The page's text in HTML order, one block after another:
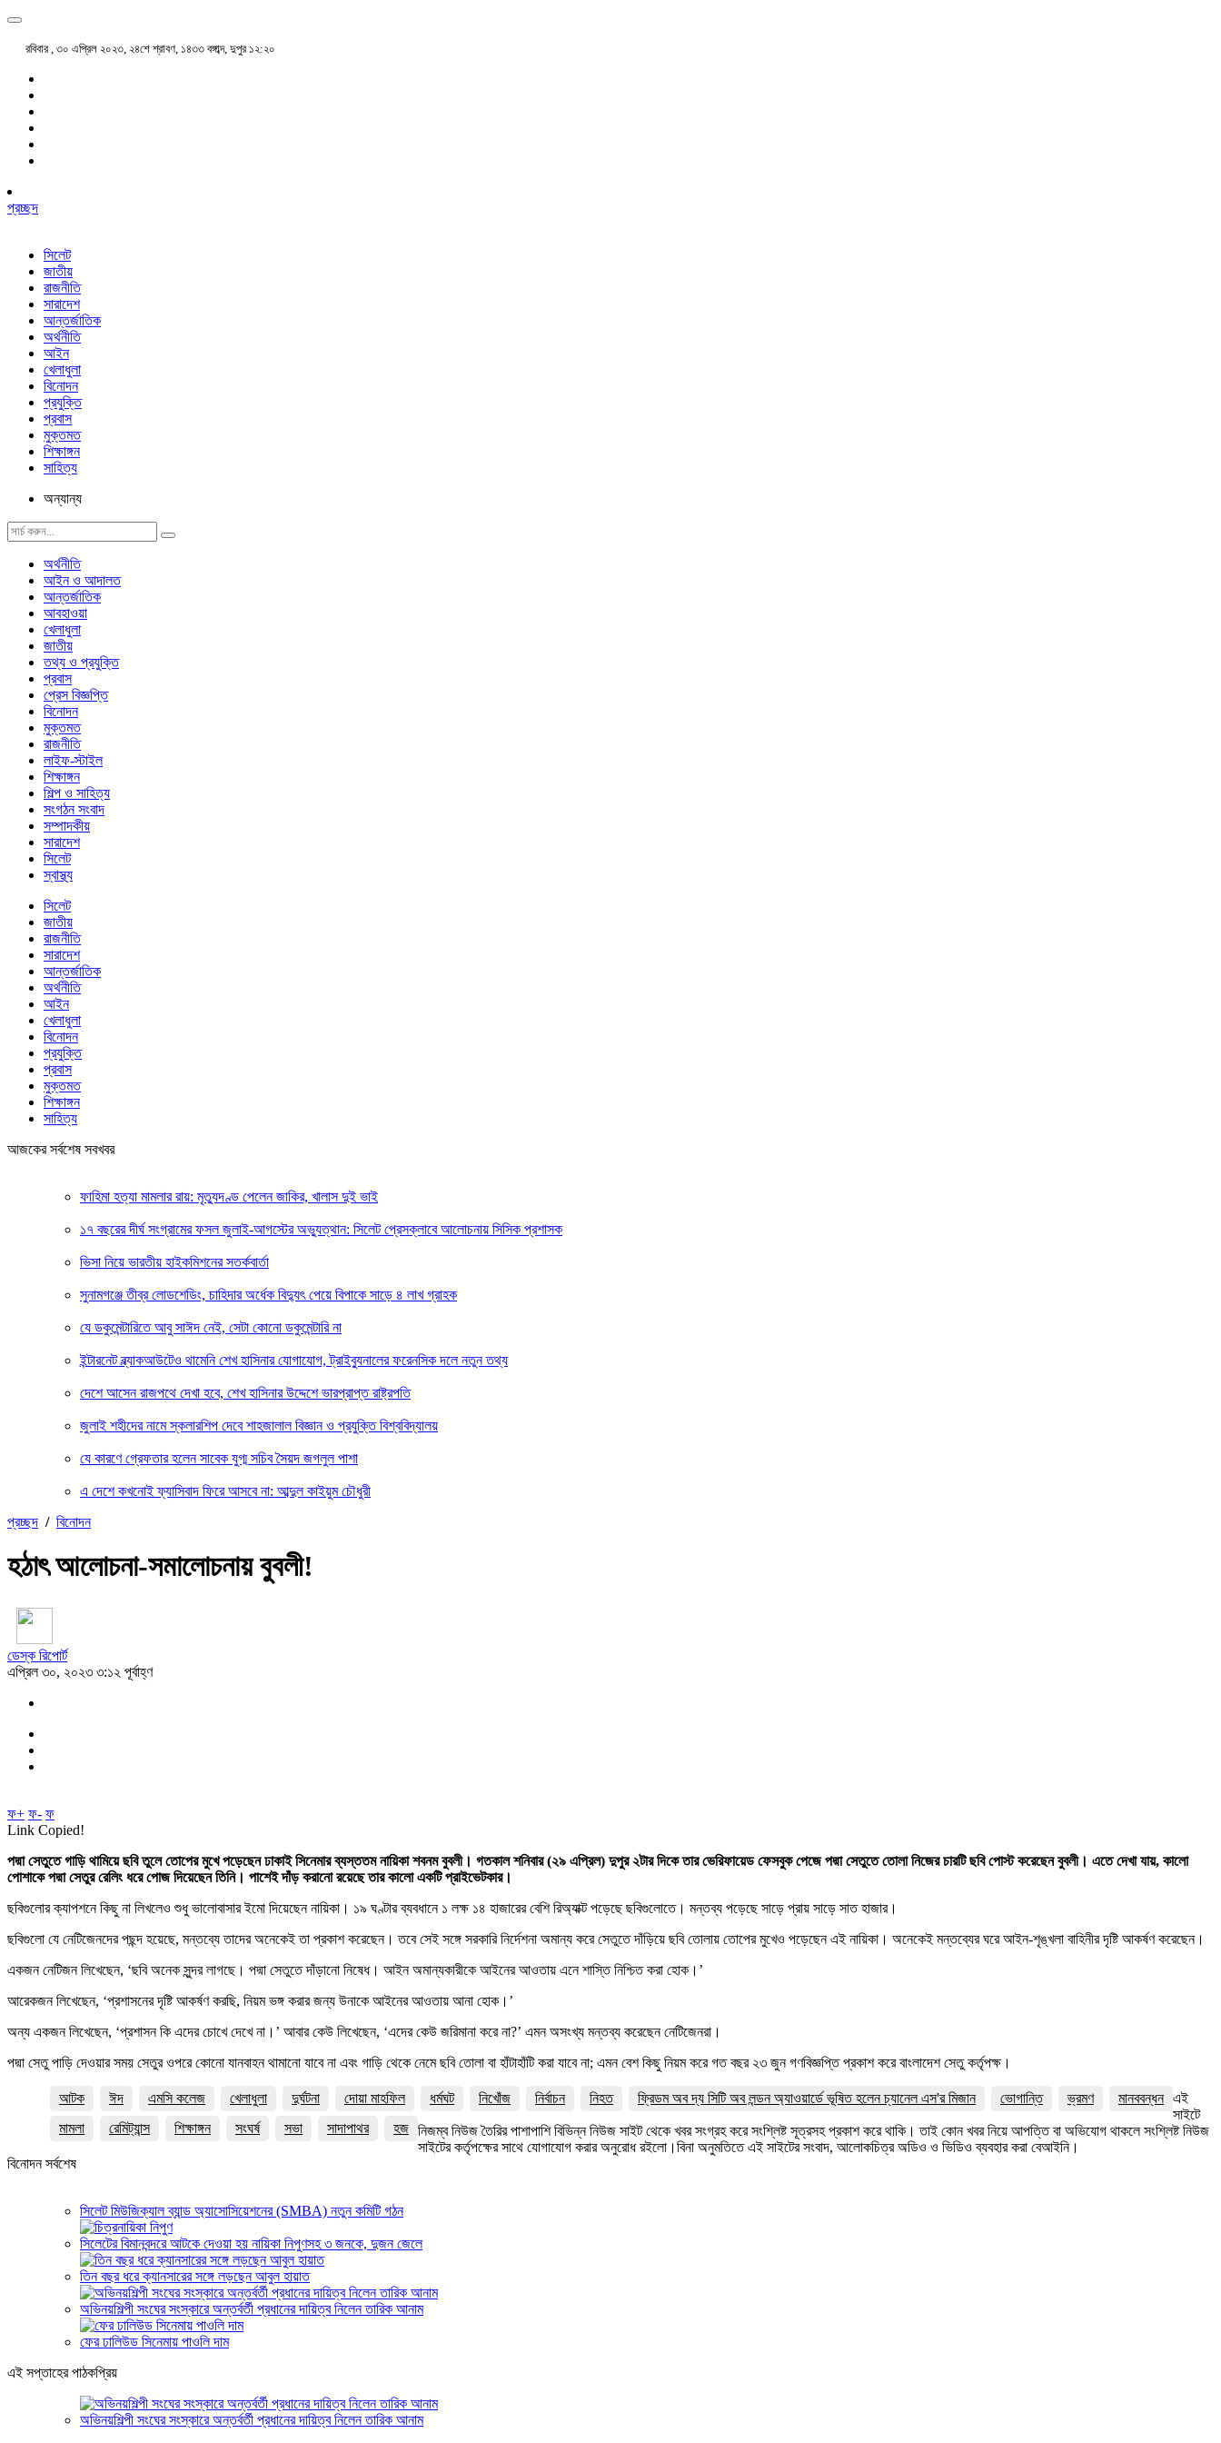
রবিবার , ৩০ এপ্রিল ২০২৩, ২৪শে শ্রাবণ, ১৪৩৩ বঙ্গাব্দ, দুপুর ১২:২০
প্রচ্ছদ
সিলেট
জাতীয়
রাজনীতি
সারাদেশ
আন্তর্জাতিক
অর্থনীতি
আইন
খেলাধুলা
বিনোদন
প্রযুক্তি
প্রবাস
মুক্তমত
শিক্ষাঙ্গন
সাহিত্য
অন্যান্য
অর্থনীতি
আইন ও আদালত
আন্তর্জাতিক
আবহাওয়া
খেলাধুলা
জাতীয়
তথ্য ও প্রযুক্তি
প্রবাস
প্রেস বিজ্ঞপ্তি
বিনোদন
মুক্তমত
রাজনীতি
লাইফ-স্টাইল
শিক্ষাঙ্গন
শিল্প ও সাহিত্য
সংগঠন সংবাদ
সম্পাদকীয়
সারাদেশ
সিলেট
স্বাস্থ্য
সিলেট
জাতীয়
রাজনীতি
সারাদেশ
আন্তর্জাতিক
অর্থনীতি
আইন
খেলাধুলা
বিনোদন
প্রযুক্তি
প্রবাস
মুক্তমত
শিক্ষাঙ্গন
সাহিত্য
আজকের সর্বশেষ সবখবর
ফাহিমা হত্যা মামলার রায়: মৃত্যুদণ্ড পেলেন জাকির, খালাস দুই ভাই
১৭ বছরের দীর্ঘ সংগ্রামের ফসল জুলাই-আগস্টের অভ্যুত্থান: সিলেট প্রেসক্লাবে আলোচনায় সিসিক প্রশাসক
ভিসা নিয়ে ভারতীয় হাইকমিশনের সতর্কবার্তা
সুনামগঞ্জে তীব্র লোডশেডিং, চাহিদার অর্ধেক বিদ্যুৎ পেয়ে বিপাকে সাড়ে ৪ লাখ গ্রাহক
যে ডকুমেন্টারিতে আবু সাঈদ নেই, সেটা কোনো ডকুমেন্টারি না
ইন্টারনেট ব্ল্যাকআউটেও থামেনি শেখ হাসিনার যোগাযোগ, ট্রাইব্যুনালের ফরেনসিক দলে নতুন তথ্য
দেশে আসেন রাজপথে দেখা হবে, শেখ হাসিনার উদ্দেশে ভারপ্রাপ্ত রাষ্ট্রপতি
জুলাই শহীদের নামে স্কলারশিপ দেবে শাহজালাল বিজ্ঞান ও প্রযুক্তি বিশ্ববিদ্যালয়
যে কারণে গ্রেফতার হলেন সাবেক যুগ্ম সচিব সৈয়দ জগলুল পাশা
এ দেশে কখনোই ফ্যাসিবাদ ফিরে আসবে না: আব্দুল কাইয়ুম চৌধুরী
প্রচ্ছদ / বিনোদন
হঠাৎ আলোচনা-সমালোচনায় বুবলী!
ডেস্ক রিপোর্ট
এপ্রিল ৩০, ২০২৩ ৩:১২ পূর্বাহ্ণ
ফ+ ফ- ফ
Link Copied!
পদ্মা সেতুতে গাড়ি থামিয়ে ছবি তুলে তোপের মুখে পড়েছেন ঢাকাই সিনেমার ব্যস্ততম নায়িকা শবনম বুবলী। গতকাল শনিবার (২৯ এপ্রিল) দুপুর ২টার দিকে তার ভেরিফায়েড ফেসবুক পেজে পদ্মা সেতুতে তোলা নিজের চারটি ছবি পোস্ট করেছেন বুবলী। এতে দেখা যায়, কালো
পোশাকে পদ্মা সেতুর রেলিং ধরে পোজ দিয়েছেন তিনি। পাশেই দাঁড় করানো রয়েছে তার কালো একটি প্রাইভেটকার।
ছবিগুলোর ক্যাপশনে কিছু না লিখলেও শুধু ভালোবাসার ইমো দিয়েছেন নায়িকা। ১৯ ঘণ্টার ব্যবধানে ১ লক্ষ ১৪ হাজারের বেশি রিঅ্যাক্ট পড়েছে ছবিগুলোতে। মন্তব্য পড়েছে সাড়ে প্রায় সাড়ে সাত হাজার।
ছবিগুলো যে নেটিজেনদের পছন্দ হয়েছে, মন্তব্যে তাদের অনেকেই তা প্রকাশ করেছেন। তবে সেই সঙ্গে সরকারি নির্দেশনা অমান্য করে সেতুতে দাঁড়িয়ে ছবি তোলায় তোপের মুখেও পড়েছেন এই নায়িকা। অনেকেই মন্তব্যের ঘরে আইন-শৃঙ্খলা বাহিনীর দৃষ্টি আকর্ষণ করেছেন।
একজন নেটিজন লিখেছেন, ‘ছবি অনেক সুন্দর লাগছে। পদ্মা সেতুতে দাঁড়ানো নিষেধ। আইন অমান্যকারীকে আইনের আওতায় এনে শাস্তি নিশ্চিত করা হোক।’
আরেকজন লিখেছেন, ‘প্রশাসনের দৃষ্টি আকর্ষণ করছি, নিয়ম ভঙ্গ করার জন্য উনাকে আইনের আওতায় আনা হোক।’
অন্য একজন লিখেছেন, ‘প্রশাসন কি এদের চোখে দেখে না।’ আবার কেউ লিখেছেন, ‘এদের কেউ জরিমানা করে না?’ এমন অসংখ্য মন্তব্য করেছেন নেটিজেনরা।
পদ্মা সেতু পাড়ি দেওয়ার সময় সেতুর ওপরে কোনো যানবাহন থামানো যাবে না এবং গাড়ি থেকে নেমে ছবি তোলা বা হাঁটাহাঁটি করা যাবে না; এমন বেশ কিছু নিয়ম করে গত বছর ২৩ জুন গণবিজ্ঞপ্তি প্রকাশ করে বাংলাদেশ সেতু কর্তৃপক্ষ।
আটক ঈদ এমসি কলেজ খেলাধুলা দুর্ঘটনা দোয়া মাহফিল ধর্মঘট নিখোঁজ নির্বাচন নিহত ফ্রিডম অব দ্য সিটি অব লন্ডন অ্যাওয়ার্ডে ভূষিত হলেন চ্যানেল এস'র মিজান ভোগান্তি ভ্রমণ
মানববন্ধন
মামলা
রেমিট্যান্স শিক্ষাঙ্গন সংঘর্ষ সভা সাদাপাথর হজ
এই
সাইটে
নিজম্ব নিউজ তৈরির পাশাপাশি বিভিন্ন নিউজ সাইট থেকে খবর সংগ্রহ করে সংশ্লিষ্ট সূত্রসহ প্রকাশ করে থাকি। তাই কোন খবর নিয়ে আপত্তি বা অভিযোগ থাকলে সংশ্লিষ্ট নিউজ
সাইটের কর্তৃপক্ষের সাথে যোগাযোগ করার অনুরোধ রইলো।বিনা অনুমতিতে এই সাইটের সংবাদ, আলোকচিত্র অডিও ও ভিডিও ব্যবহার করা বেআইনি।
বিনোদন সর্বশেষ
সিলেট মিউজিক্যাল ব্যান্ড অ্যাসোসিয়েশনের (SMBA) নতুন কমিটি গঠন
সিলেটের বিমানবন্দরে আটকে দেওয়া হয় নায়িকা নিপুণসহ ৩ জনকে, দুজন জেলে
তিন বছর ধরে ক্যানসারের সঙ্গে লড়ছেন আবুল হায়াত
অভিনয়শিল্পী সংঘের সংস্কারে অন্তর্বর্তী প্রধানের দায়িত্ব নিলেন তারিক আনাম
ফের ঢালিউড সিনেমায় পাওলি দাম
এই সপ্তাহের পাঠকপ্রিয়
অভিনয়শিল্পী সংঘের সংস্কারে অন্তর্বর্তী প্রধানের দায়িত্ব নিলেন তারিক আনাম